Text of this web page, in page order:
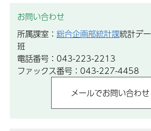
お問い合わせ
所属課室： 総合企画部統計課統計デ
班
電話番号：043-223-2213
ファックス番号：043-227-4458